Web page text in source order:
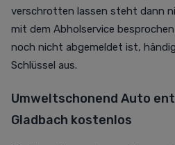
verschrotten lassen steht dann
mit dem Abholservice
noch nicht abgemeldet ist,
Schlüssel aus.
Umweltschonend Auto
Gladbach kostenlos